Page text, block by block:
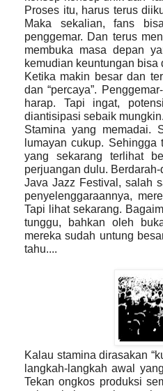
Proses itu, harus terus
Maka sekalian, fans
penggemar. Dan terus
membuka masa depan
kemudian keuntungan bisa
Ketika makin besar dan
dan “percaya”.
harap. Tapi ingat,
diantisipasi sebaik
Stamina yang memadai.
lumayan cukup.
yang sekarang terlihat
perjuangan dulu.
Java Jazz Festival, salah
penyelenggaraannya,
Tapi lihat sekarang.
tunggu, bahkan oleh
mereka sudah untung
tahu....
Kalau stamina dirasakan
langkah-langkah awal
Tekan ongkos produksi